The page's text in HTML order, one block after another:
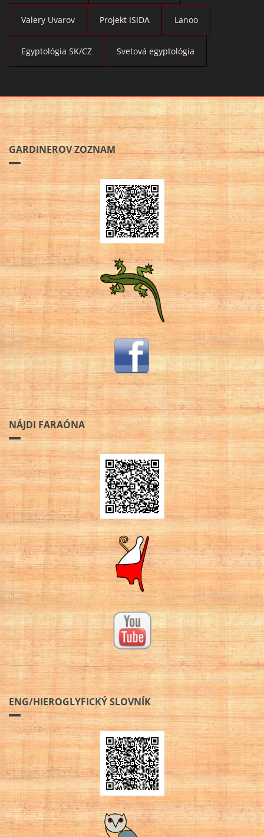
Valery Uvarov Projekt ISIDA Lanoo
Egyptológia SK/CZ Svetová egyptológia
GARDINEROV ZOZNAM
NÁJDI FARAÓNA
ENG/HIEROGLYFICKÝ SLOVNÍK